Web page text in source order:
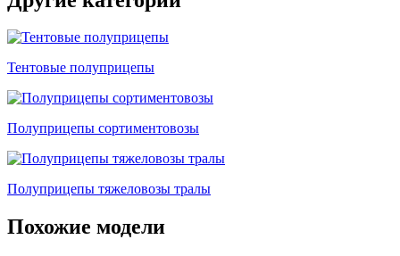
Тентовые полуприцепы
Полуприцепы сортиментовозы
Полуприцепы тяжеловозы тралы
Похожие модели